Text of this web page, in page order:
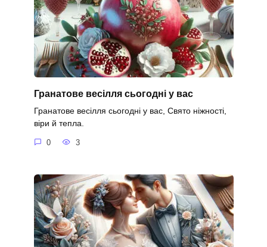
Гранатове весілля сьогодні у вас
Гранатове весілля сьогодні у вас, Свято ніжності,
віри й тепла.
0 3